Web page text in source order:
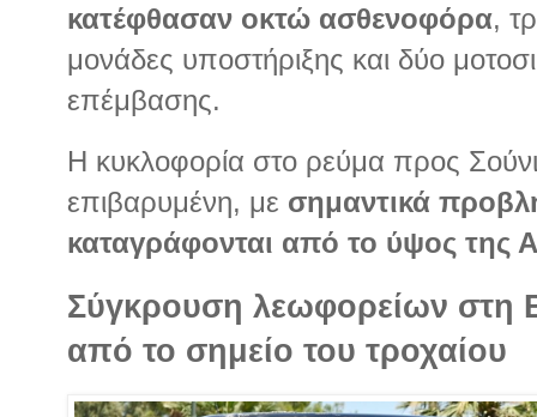
κατέφθασαν οκτώ ασθενοφόρα,
μονάδες υποστήριξης και δύο
επέμβασης.
Η κυκλοφορία στο ρεύμα προς
επιβαρυμένη, με σημαντικά
καταγράφονται από το ύψος της
Σύγκρουση λεωφορείων στη
από το σημείο του τροχαίου